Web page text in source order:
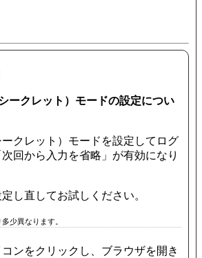
ークレット）モードの設定につい
クレット）モードを設定してログ
回から入力を省略」が有効になり
し直してお試しください。
少異なります。
コンをクリックし、ブラウザを開き